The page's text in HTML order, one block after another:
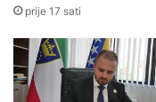
prije 17 sati